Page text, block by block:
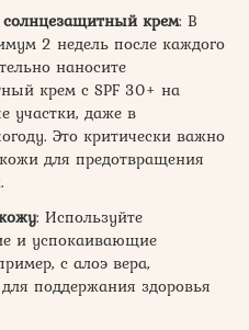
солнцезащитный крем: В
2 недель после каждого
наносите
крем с SPF 30+ на
участки, даже в
Это критически важно
для предотвращения
: Используйте
и успокаивающие
с алоэ вера,
поддержания здоровья